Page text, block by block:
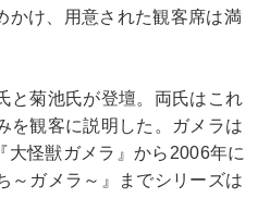
かけ、用意された観客席は満
と菊池氏が登壇。両氏はこれ
を観客に説明した。ガメラは
大怪獣ガメラ』から2006年に
～ガメラ～』までシリーズは